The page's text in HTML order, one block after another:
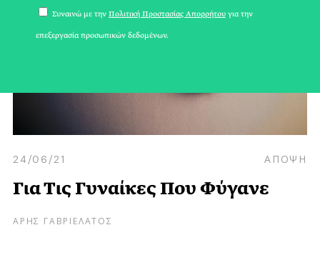
24/06/21 ΑΠΟΨΗ
Για Τις Γυναίκες Που Φύγανε
ΑΡΗΣ ΓΑΒΡΙΕΛΑΤΟΣ
Συναινώ με την Πολιτική Προστασίας Απορρήτου για την
επεξεργασία προσωπικών δεδομένων.